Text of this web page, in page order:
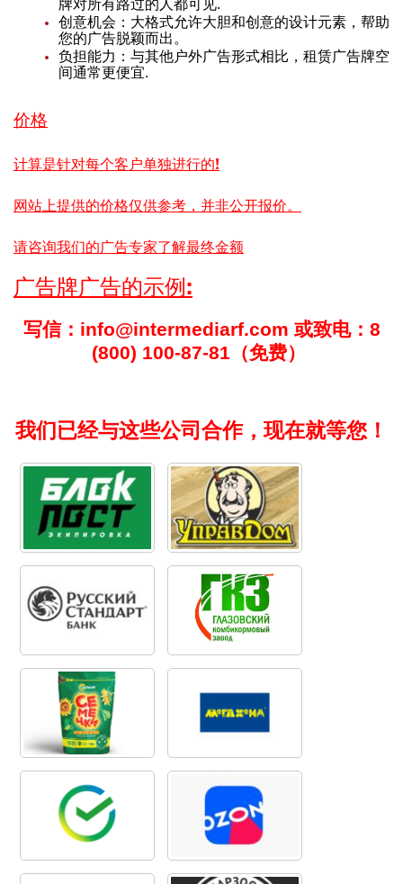
牌对所有路过的人都可见.
创意机会：大格式允许大胆和创意的设计元素，帮助
您的广告脱颖而出。
负担能力：与其他户外广告形式相比，租赁广告牌空
间通常更便宜.
价格
计算是针对每个客户单独进行的!
网站上提供的价格仅供参考，并非公开报价。
请咨询我们的广告专家了解最终金额
广告牌广告的示例:
写信：info@intermediarf.com 或致电：8
(800) 100-87-81（免费）
我们已经与这些公司合作，现在就等您！